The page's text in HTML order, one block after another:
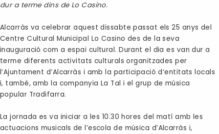
dur a terme dins de Lo Casino.
Alcarràs va celebrar aquest dissabte passat els 25 anys del
Centre Cultural Municipal Lo Casino des de la seva
inauguració com a espai cultural. Durant el dia es van dur a
terme diferents activitats culturals organitzades per
l’Ajuntament d’Alcarràs i amb la participació d’entitats locals
i, també, amb la companyia La Tal i el grup de música
popular Tradifarra.
La jornada es va iniciar a les 10.30 hores del matí amb les
actuacions musicals de l’escola de música d’Alcarràs i,